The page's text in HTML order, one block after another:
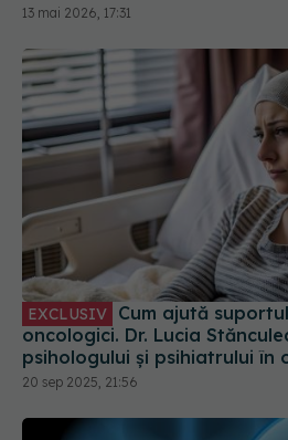
13 mai 2026, 17:31
EXCLUSIV
oncologici. Dr. Lucia
psihologului și psihiatrului în
20 sep 2025, 21:56